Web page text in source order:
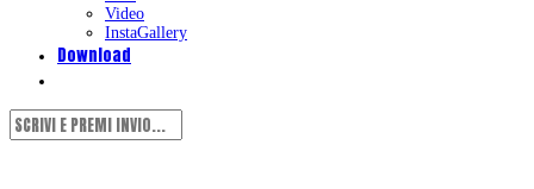
Video
InstaGallery
Download